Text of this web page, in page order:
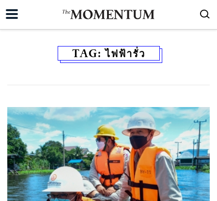
TAG:ไฟฟ้ารั่ว